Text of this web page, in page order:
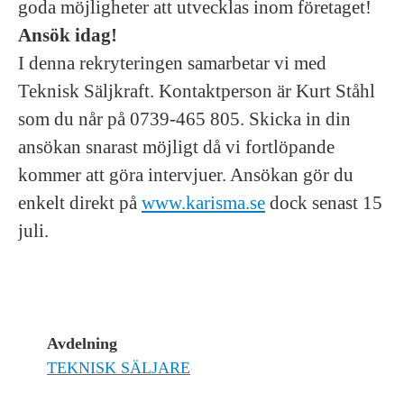
goda möjligheter att utvecklas inom företaget!
Ansök idag!
I denna rekryteringen samarbetar vi med
Teknisk Säljkraft. Kontaktperson är Kurt Ståhl
som du når på 0739-465 805. Skicka in din
ansökan snarast möjligt då vi fortlöpande
kommer att göra intervjuer. Ansökan gör du
enkelt direkt på www.karisma.se dock senast 15
juli.
Avdelning
TEKNISK SÄLJARE